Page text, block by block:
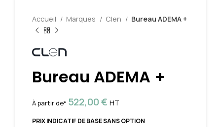
Accueil Marques Clen Bureau ADEMA +
Bureau ADEMA +
À partir de* 522,00€ HT
PRIX INDICATIF DE BASE SANS OPTION